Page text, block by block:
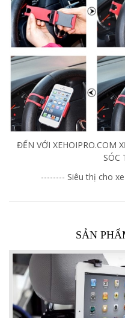
ĐẾN VỚI XEHOIPRO.COM
SÓC
-------- Siêu thị cho
SẢN